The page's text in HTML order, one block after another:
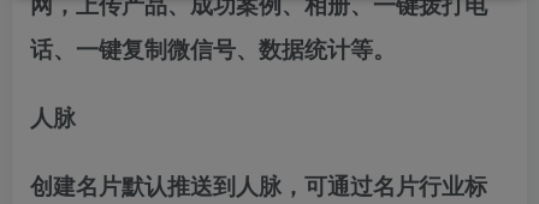
话、一键复制微信号、数据统计等。
人脉
创建名片默认推送到人脉，可通过名片行业标